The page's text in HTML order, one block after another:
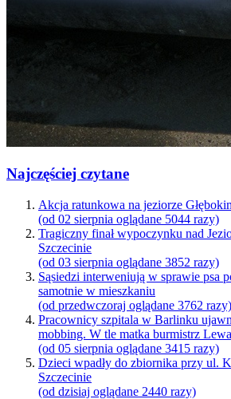
Najczęściej czytane
Akcja ratunkowa na jeziorze
(od 02 sierpnia oglądane 5044 razy)
Tragiczny finał wypoczynku nad
Szczecinie
(od 03 sierpnia oglądane 3852 razy)
Sąsiedzi interweniują w sprawie psa
samotnie w mieszkaniu
(od przedwczoraj oglądane 3762 razy)
Pracownicy szpitala w Barlinku
mobbing. W tle matka burmistrz
(od 05 sierpnia oglądane 3415 razy)
Dzieci wpadły do zbiornika przy ul.
Szczecinie
(od dzisiaj oglądane 2440 razy)